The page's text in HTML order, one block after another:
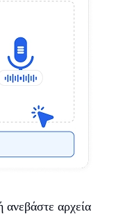
αρχεία